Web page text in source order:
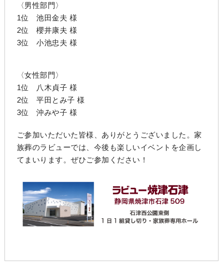
〈男性部門〉
1位 池田金夫 様
2位 櫻井康夫 様
3位 小池忠夫 様
〈女性部門〉
1位 八木貞子 様
2位 平田とみ子 様
3位 沖みや子 様
ご参加いただいた皆様、ありがとうございました。家
族葬のラビューでは、今後も楽しいイベントを企画し
てまいります。ぜひご参加ください！